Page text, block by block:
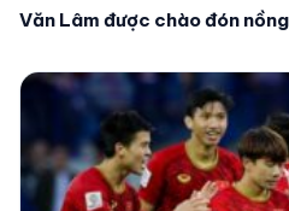
Văn Lâm được chào đón